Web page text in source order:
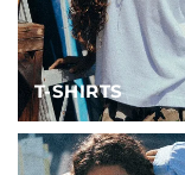
T-SHIRTS